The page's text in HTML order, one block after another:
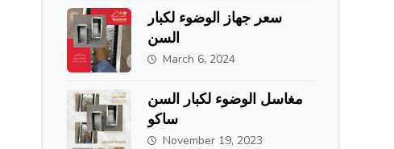
سعر جهاز الوضوء لكبار
السن
March 6, 2024
مغاسل الوضوء لكبار السن
ساكو
November 19, 2023